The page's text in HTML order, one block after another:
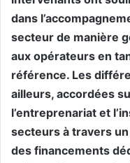
dans
secteur de manière
aux opérateurs en
référence. Les
ailleurs, accordées
l’entreprenariat et
secteurs à travers
des financements